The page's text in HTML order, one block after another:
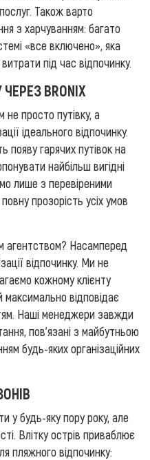
Також варто
з харчуванням: багато
«все включено», яка
під час відпочинку.
BRONIX
не просто путівку, а
ідеального відпочинку.
появу гарячих путівок на
найбільш вигідні
лише з перевіреними
прозорість усіх умов
агентством? Насамперед
відпочинку. Ми не
кожному клієнту
максимально відповідає
Наші менеджери завжди
пов'язані з майбутньою
будь-яких організаційних
у будь-яку пору року, але
Влітку острів приваблює
пляжного відпочинку: